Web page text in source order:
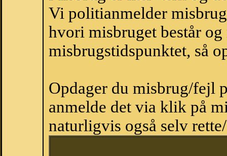
Vi politianmelder
hvori misbruget består
misbrugstidspunktet, så
Opdager du misbrug/fejl
anmelde det via klik på
naturligvis også selv